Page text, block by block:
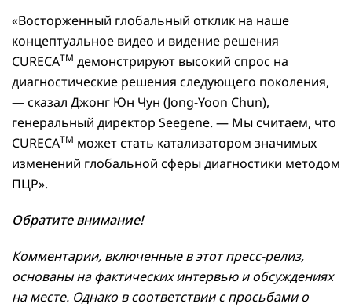
«Восторженный глобальный отклик на наше
концептуальное видео и видение решения
CURECATM демонстрируют высокий спрос на
диагностические решения следующего поколения,
— сказал Джонг Юн Чун (Jong-Yoon Chun),
генеральный директор Seegene. — Мы считаем, что
CURECATM может стать катализатором значимых
изменений глобальной сферы диагностики методом
ПЦР».
Обратите внимание!
Комментарии, включенные в этот пресс-релиз,
основаны на фактических интервью и обсуждениях
на месте. Однако в соответствии с просьбами о